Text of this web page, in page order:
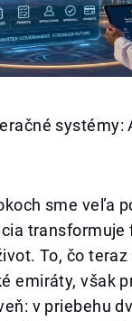
systémy:
sme veľa
transformuje
To, čo
emiráty, však
v priebehu